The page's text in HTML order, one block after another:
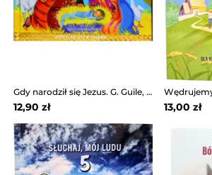
Gdy narodził się Jezus. G. Guile, M. Berghof
12,90 zł 13,00 zł